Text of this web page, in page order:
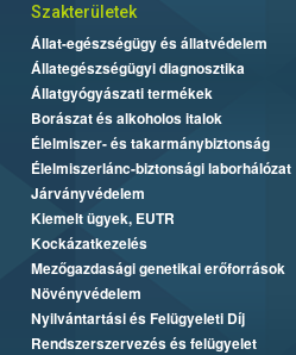
Szakterületek
Állat-egészségügy és állatvédelem
Állategészségügyi diagnosztika
Állatgyógyászati termékek
Borászat és alkoholos italok
Élelmiszer- és takarmánybiztonság
Élelmiszerlánc-biztonsági laborhálózat
Járványvédelem
Kiemelt ügyek, EUTR
Kockázatkezelés
Mezőgazdasági genetikai erőforrások
Növényvédelem
Nyilvántartási és Felügyeleti Díj
Rendszerszervezés és felügyelet